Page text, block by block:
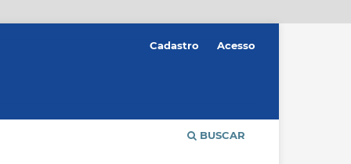
BUSCAR
Cadastro Acesso